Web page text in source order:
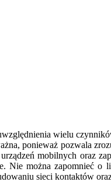
wielu
ponieważ pozwala
mobilnych oraz
Nie można zapomnieć
sieci kontaktów